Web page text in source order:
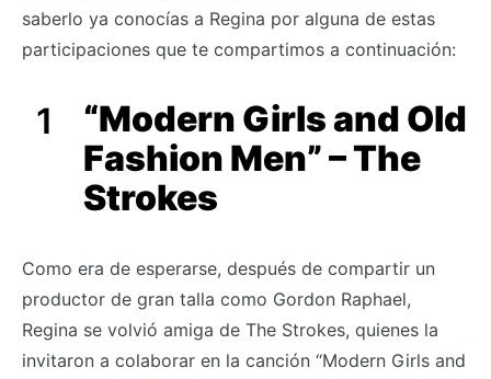
saberlo ya conocías a Regina por alguna de estas
participaciones que te compartimos a continuación:
“Modern Girls and Old
Fashion Men” – The
Strokes
Como era de esperarse, después de compartir un
productor de gran talla como Gordon Raphael,
Regina se volvió amiga de The Strokes, quienes la
invitaron a colaborar en la canción “Modern Girls and